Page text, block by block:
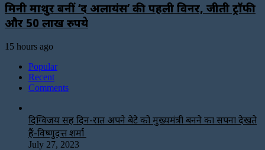
मिनी माथुर बनीं ‘द अलायंस’ की पहली विनर, जीती ट्रॉफी
और 50 लाख रुपये
15 hours ago
Popular
Recent
Comments
दिग्विजय सिंह दिन-रात अपने बेटे को मुख्यमंत्री बनने का सपना देखते
हैं-विष्णुदत्त शर्मा
July 27, 2023